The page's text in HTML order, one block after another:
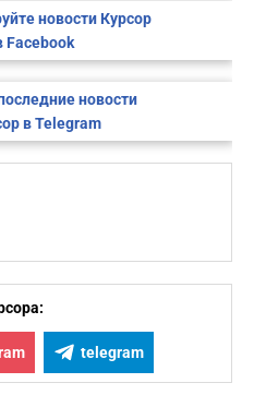
новости Курсор
Facebook
новости
в Telegram
telegram